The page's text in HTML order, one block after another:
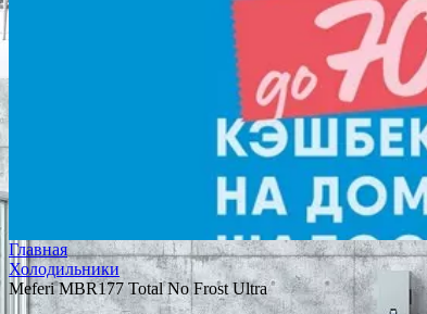
Главная
Холодильники
Meferi MBR177 Total No Frost Ultra